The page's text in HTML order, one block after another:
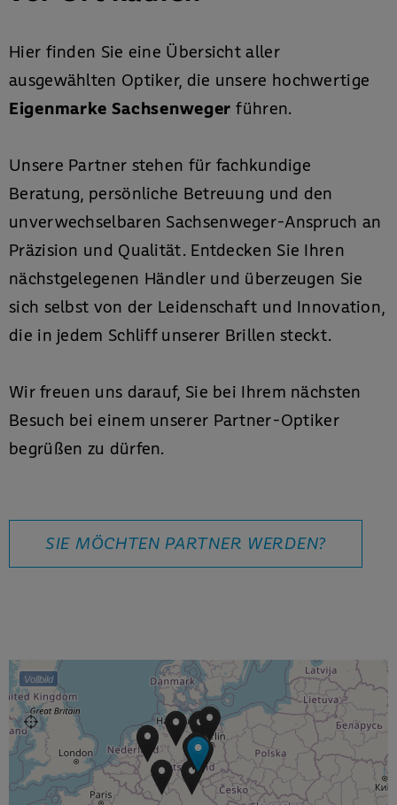
Hier finden Sie eine Übersicht aller
ausgewählten Optiker, die unsere hochwertige
Eigenmarke Sachsenweger führen.
Unsere Partner stehen für fachkundige
Beratung, persönliche Betreuung und den
unverwechselbaren Sachsenweger-Anspruch an
Präzision und Qualität. Entdecken Sie Ihren
nächstgelegenen Händler und überzeugen Sie
sich selbst von der Leidenschaft und Innovation,
die in jedem Schliff unserer Brillen steckt.
Wir freuen uns darauf, Sie bei Ihrem nächsten
Besuch bei einem unserer Partner-Optiker
begrüßen zu dürfen.
SIE MÖCHTEN PARTNER WERDEN?
Vollbild